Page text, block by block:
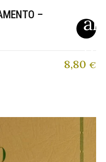
–
8,80 €